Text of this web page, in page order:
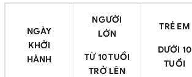
NGÀY
KHỞI
HÀNH
NGƯỜI
LỚN
TỪ 10 TUỔI
TRỞ LÊN
TRẺ EM
DƯỚI 10
TUỔI